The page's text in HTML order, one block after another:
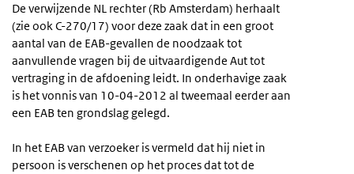
De verwijzende NL rechter (Rb Amsterdam) herhaalt
(zie ook C-270/17) voor deze zaak dat in een groot
aantal van de EAB-gevallen de noodzaak tot
aanvullende vragen bij de uitvaardigende Aut tot
vertraging in de afdoening leidt. In onderhavige zaak
is het vonnis van 10-04-2012 al tweemaal eerder aan
een EAB ten grondslag gelegd.
In het EAB van verzoeker is vermeld dat hij niet in
persoon is verschenen op het proces dat tot de